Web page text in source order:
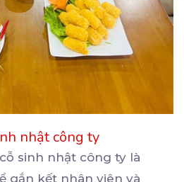
nhật công ty
sinh nhật công ty là
gắn kết nhân viên và